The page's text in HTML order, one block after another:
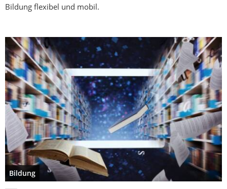
Bildung flexibel und mobil.
Bildung